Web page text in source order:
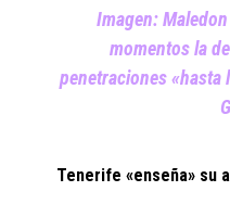
Imagen:
momentos la
penetraciones
Tenerife «enseña» su